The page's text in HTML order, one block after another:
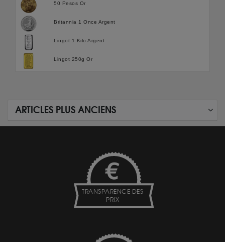
50 Pesos Or
Britannia 1 Once Argent
Lingot 1 Kilo Argent
Lingot 250g Or
ARTICLES PLUS ANCIENS
TRANSPARENCE DES
PRIX